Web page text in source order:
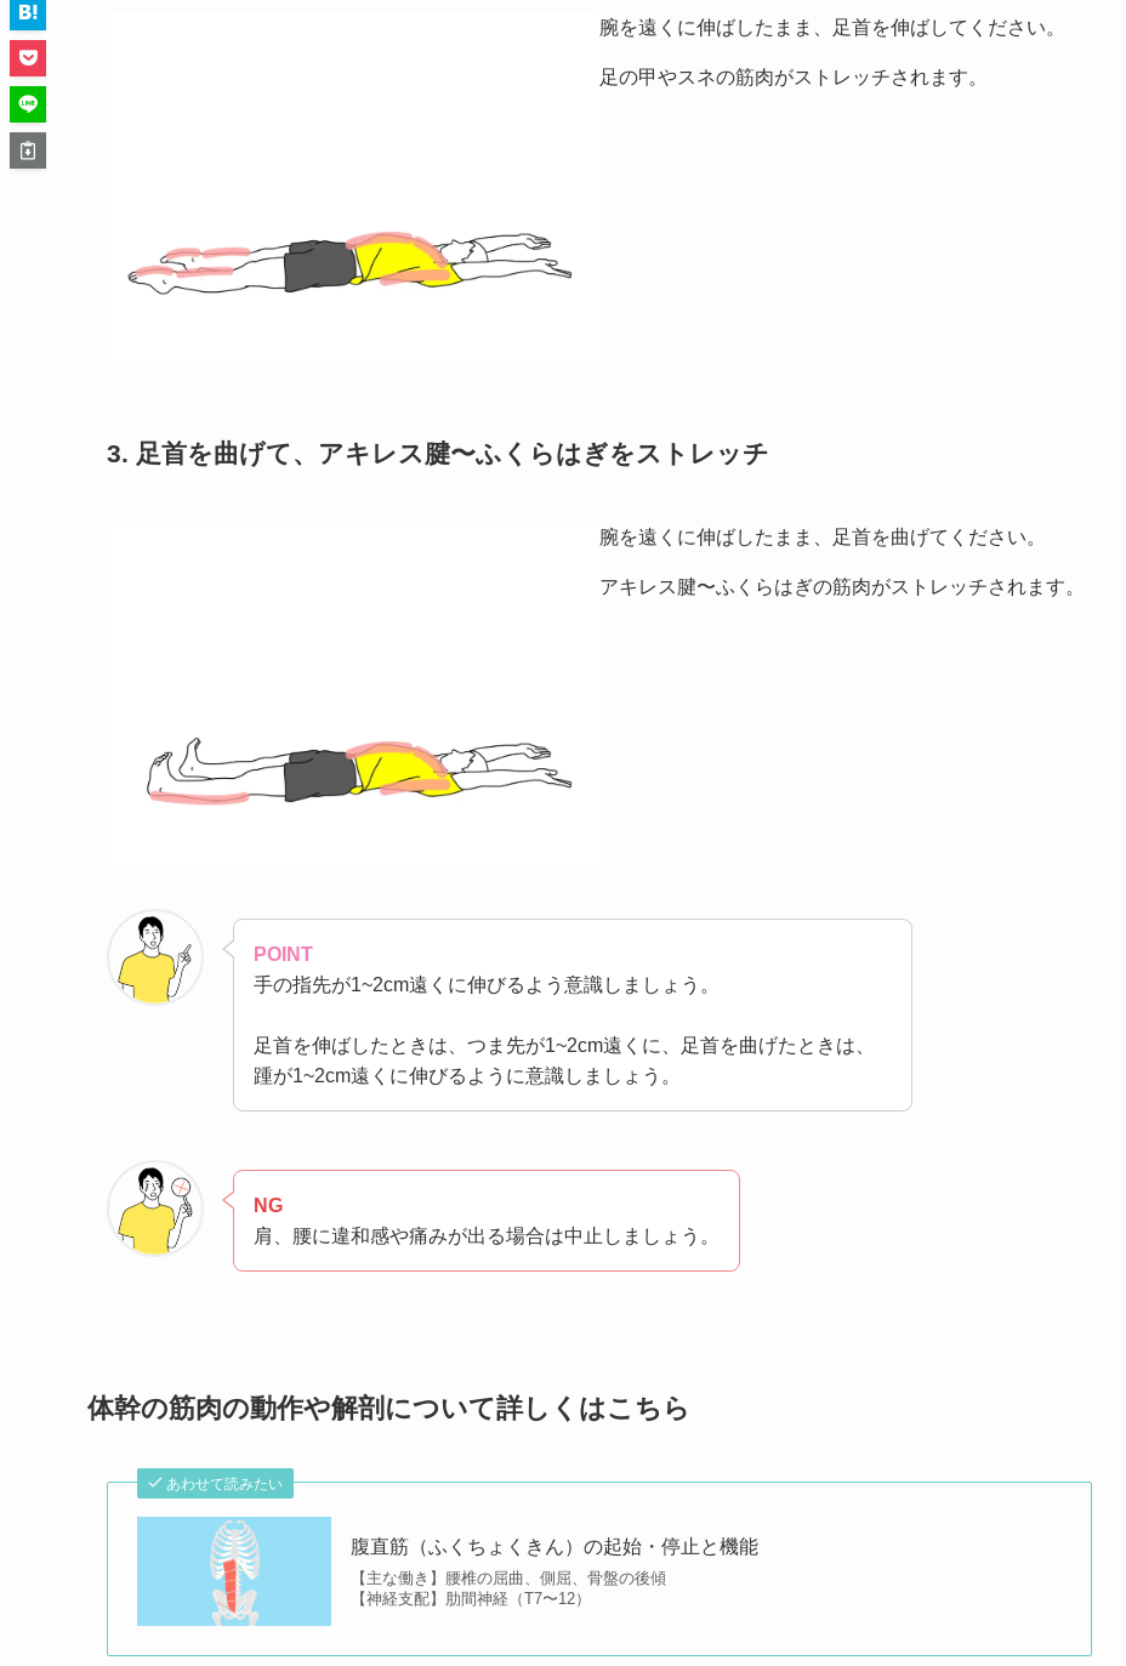
腕を遠くに伸ばしたまま、足首を伸ばしてください。
足の甲やスネの筋肉がストレッチされます。
3. 足首を曲げて、アキレス腱〜ふくらはぎをストレッチ
腕を遠くに伸ばしたまま、足首を曲げてください。
アキレス腱〜ふくらはぎの筋肉がストレッチされます。
POINT
手の指先が1~2cm遠くに伸びるよう意識しましょう。
足首を伸ばしたときは、つま先が1~2cm遠くに、足首を曲げたときは、
踵が1~2cm遠くに伸びるように意識しましょう。
NG
肩、腰に違和感や痛みが出る場合は中止しましょう。
体幹の筋肉の動作や解剖について詳しくはこちら
あわせて読みたい
腹直筋（ふくちょくきん）の起始・停止と機能
【主な働き】腰椎の屈曲、側屈、骨盤の後傾
【神経支配】肋間神経（T7〜12）